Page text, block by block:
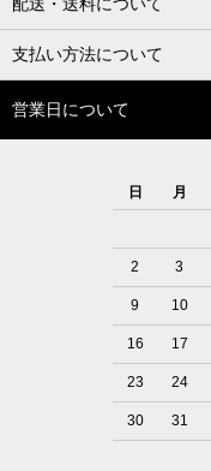
支払い方法について
営業日について
日
月
2 3
9 10
16 17
23 24
30 31